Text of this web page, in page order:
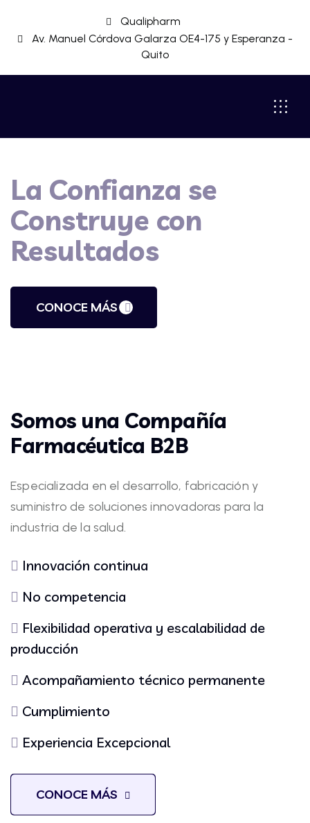
Qualipharm
Av. Manuel Córdova Galarza OE4-175 y Esperanza -
Quito
La Confianza se
Construye con
Resultados
CONOCE MÁS
Somos una Compañía
Farmacéutica B2B
Especializada en el desarrollo, fabricación y
suministro de soluciones innovadoras para la
industria de la salud.
Innovación continua
No competencia
Flexibilidad operativa y escalabilidad de
producción
Acompañamiento técnico permanente
Cumplimiento
Experiencia Excepcional
CONOCE MÁS